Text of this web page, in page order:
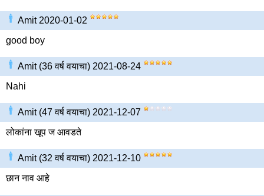
Amit 2020-01-02
good boy
Amit (36 वर्ष वयाचा) 2021-08-24
Nahi
Amit (47 वर्ष वयाचा) 2021-12-07
लोकांना खूप ज आवडते
Amit (32 वर्ष वयाचा) 2021-12-10
छान नाव आहे